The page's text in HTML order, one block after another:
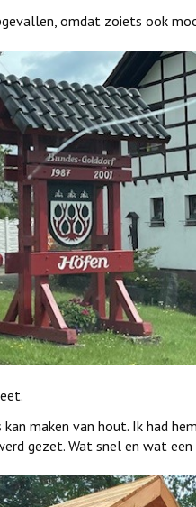
omdat zoiets ook
maken van hout. Ik had
gezet. Wat snel en wat een